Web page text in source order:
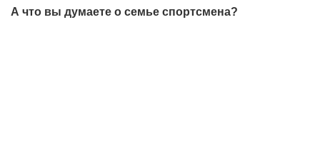
А что вы думаете о семье спортсмена?